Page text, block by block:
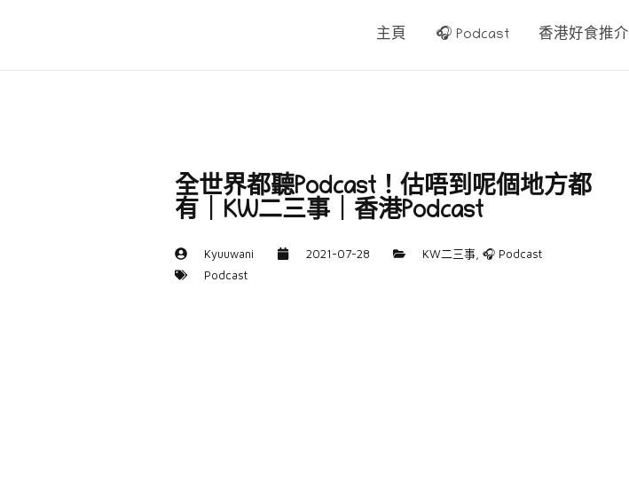
主頁 🎧 Podcast 香港好食推介
全世界都聽podcast！估唔到呢個地方都
有｜KW二三事｜香港Podcast
Kyuuwani 2021-07-28 KW二三事 🎧 Podcast
Podcast